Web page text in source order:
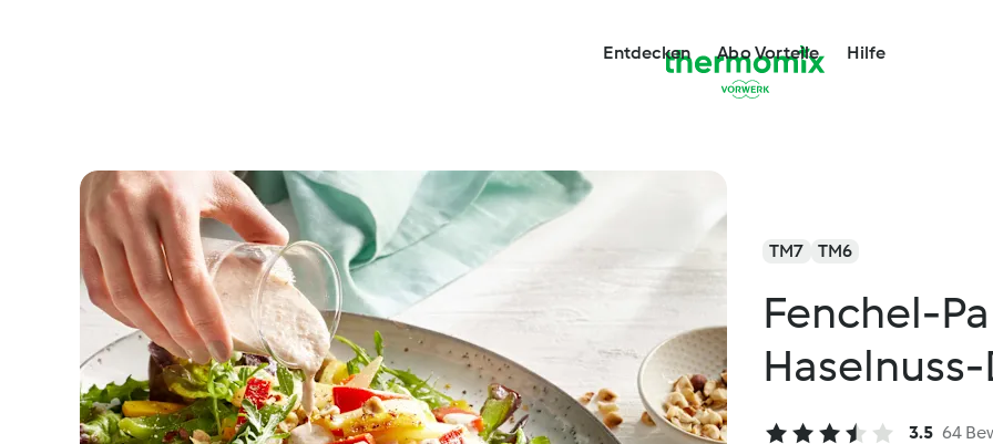
Entdecken Abo Vorteile Hilfe
TM7 TM6
Fenchel-
3.5 64